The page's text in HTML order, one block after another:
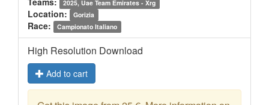
2025, Uae Team Emirates - Xrg
Location: Gorizia
Race: Campionato Italiano
High Resolution Download
Add to cart